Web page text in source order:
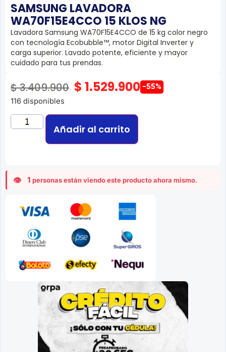
SAMSUNG LAVADORA
WA70F15E4CCO 15 KLOS NG
Lavadora Samsung WA70F15E4CCO de 15 kg color negro
con tecnología Ecobubble™, motor Digital Inverter y
carga superior. Lavado potente, eficiente y mayor
cuidado para tus prendas.
$3.409.900 $ 1.529.900 -55%
116 disponibles
Añadir al carrito
1 personas están viendo este producto ahora mismo.